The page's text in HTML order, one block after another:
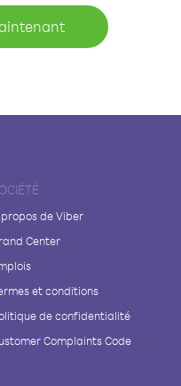
de Viber
Center
et conditions
de confidentialité
Complaints Code